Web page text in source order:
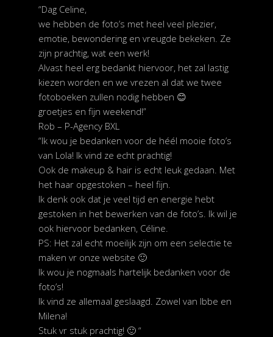
“Dag Celine,
we hebben de foto’s met heel veel plezier,
emotie, bewondering en vreugde bekeken. Ze
zijn prachtig, wat een werk!
Alvast heel erg bedankt hiervoor, het zal lastig
kiezen worden en we vrezen al dat we twee
fotoboeken zullen nodig hebben 😊
groetjes en fijn weekend!”
Rob – P-Agency BXL
“Ik wou je bedanken voor de héél mooie foto’s
van Lola! Ik vind ze echt prachtig!
Ook de makeup & hair is echt leuk gedaan. Met
het haar opgestoken – heel fijn.
Ik denk ook dat je veel tijd en energie hebt
gestoken in het bewerken van de foto’s. Ik wil je
ook hiervoor bedanken, Céline.
PS: Het zal echt moeilijk zijn om een selectie te
maken vr onze website 🙂
Ik wou je nogmaals hartelijk bedanken voor de
foto’s!
Ik vind ze allemaal geslaagd. Zowel van Ibbe en
Milena!
Stuk vr stuk prachtig! 🙂 “